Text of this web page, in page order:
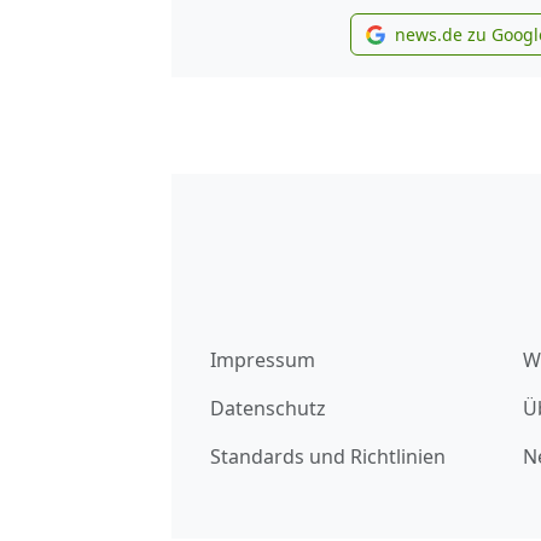
news.de zu
Impressum
Datenschutz
Standards und Richtlinien